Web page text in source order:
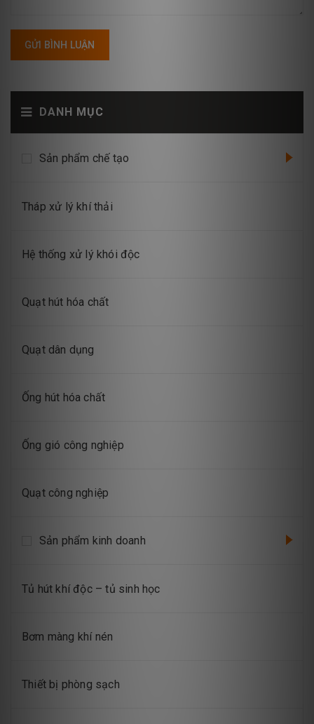
DANH MỤC
Sản phẩm chế tạo
Tháp xử lý khí thải
Hệ thống xử lý khói độc
Quạt hút hóa chất
Quạt dân dụng
Ống hút hóa chất
Ống gió công nghiệp
Quạt công nghiệp
Sản phẩm kinh doanh
Tủ hút khí độc – tủ sinh học
Bơm màng khí nén
Thiết bị phòng sạch
GỬI BÌNH LUẬN